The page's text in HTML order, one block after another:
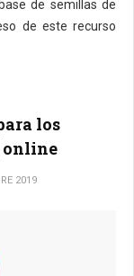
de semillas de
de este recurso
los
online
2019